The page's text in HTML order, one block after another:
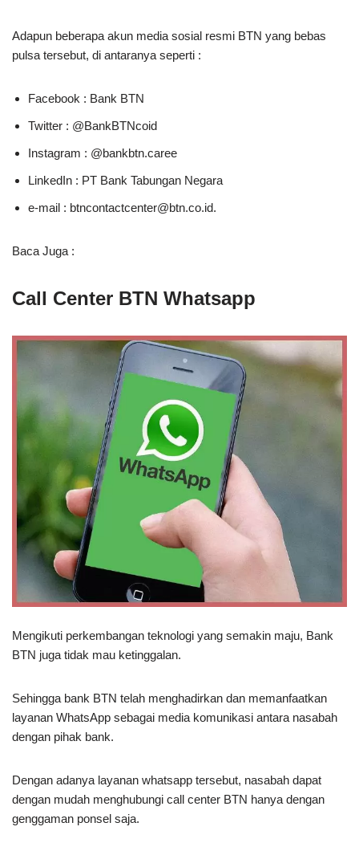
Adapun beberapa akun media sosial resmi BTN yang bebas
pulsa tersebut, di antaranya seperti :
Facebook : Bank BTN
Twitter : @BankBTNcoid
Instagram : @bankbtn.caree
LinkedIn : PT Bank Tabungan Negara
e-mail : btncontactcenter@btn.co.id.
Baca Juga :
Call Center BTN Whatsapp
Mengikuti perkembangan teknologi yang semakin maju, Bank
BTN juga tidak mau ketinggalan.
Sehingga bank BTN telah menghadirkan dan memanfaatkan
layanan WhatsApp sebagai media komunikasi antara nasabah
dengan pihak bank.
Dengan adanya layanan whatsapp tersebut, nasabah dapat
dengan mudah menghubungi call center BTN hanya dengan
genggaman ponsel saja.